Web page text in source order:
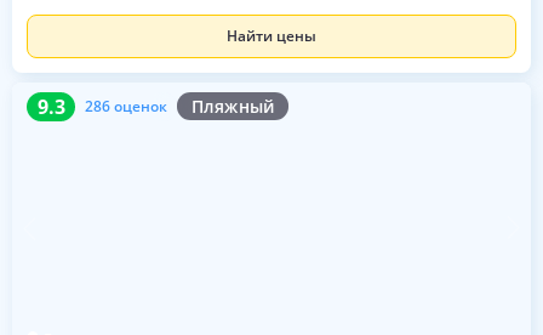
Найти цены
9.3 286 оценок Пляжный
9.3 286 оценок